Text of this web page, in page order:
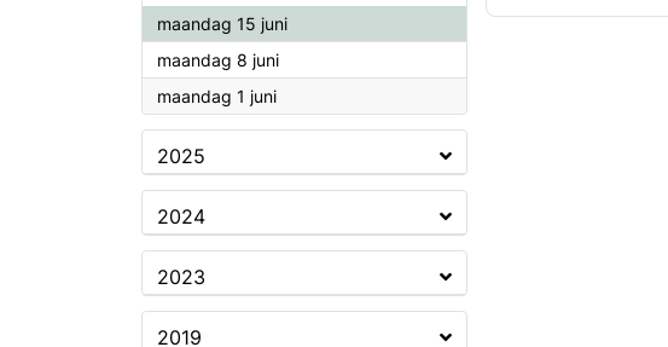
maandag 15 juni2026
maandag 8 juni2026
maandag 1 juni2026
2025
2024
2023
2019